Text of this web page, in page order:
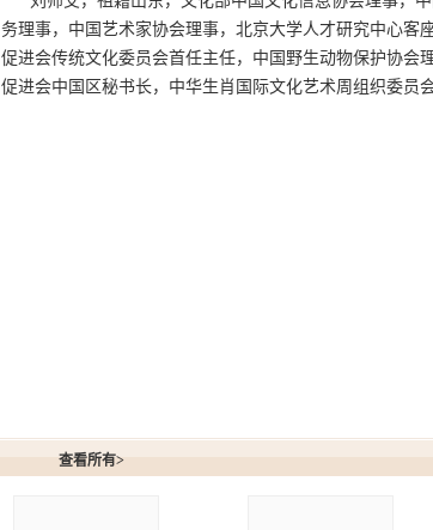
务理事，中国艺术家协会理事，北京大学人才研究中心客
促进会传统文化委员会首任主任，中国野生动物保护协会
促进会中国区秘书长，中华生肖国际文化艺术周组织委员
查看所有>